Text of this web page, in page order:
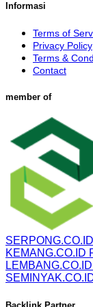
Informasi
Terms of
Privacy Policy
Terms &
Contact
member of
SERPONG.CO.ID
KEMANG.CO.ID
LEMBANG.CO.ID